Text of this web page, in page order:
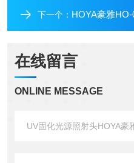
下一个： HOYA豪雅HO-
在线留言
ONLINE MESSAGE